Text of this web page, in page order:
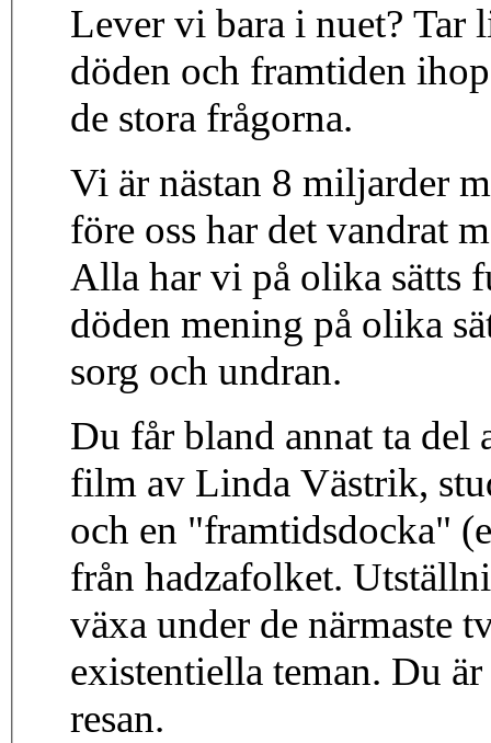
Lever vi bara i nuet? Tar
döden och framtiden
de stora frågorna.
Vi är nästan 8 miljarder
före oss har det vandrat
Alla har vi på olika sätts
döden mening på olika
sorg och undran.
Du får bland annat ta del
film av Linda Västrik,
och en "framtidsdocka"
från hadzafolket.
växa under de närmaste
existentiella teman. Du
resan.